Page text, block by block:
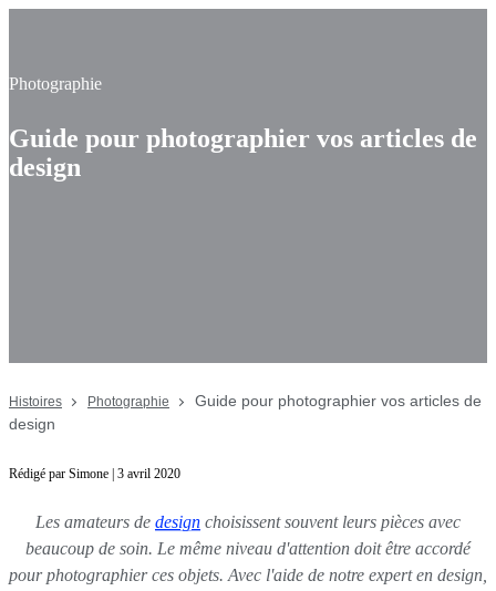
Photographie
Guide pour photographier vos articles de
design
Histoires Photographie
Guide pour photographier vos articles de
design
Rédigé par Simone | 3 avril 2020
Les amateurs de design choisissent souvent leurs pièces avec
beaucoup de soin. Le même niveau d'attention doit être accordé
pour photographier ces objets. Avec l'aide de notre expert en design,